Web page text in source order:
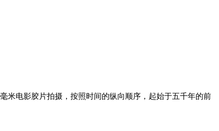
米电影胶片拍摄，按照时间的纵向顺序，起始于五千年的前